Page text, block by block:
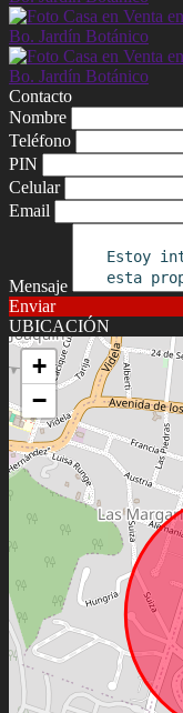
Contacto
Nombre
Teléfono
PIN
Celular
Email
Mensaje
Enviar
UBICACIÓN
+
−